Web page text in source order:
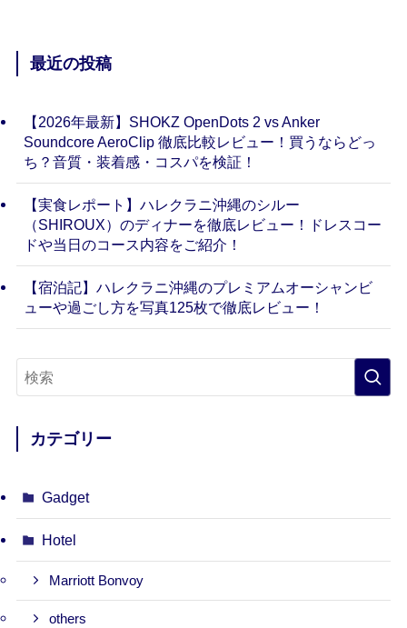
最近の投稿
【2026年最新】SHOKZ OpenDots 2 vs Anker
Soundcore AeroClip 徹底比較レビュー！買うならどっ
ち？音質・装着感・コスパを検証！
【実食レポート】ハレクラニ沖縄のシルー
（SHIROUX）のディナーを徹底レビュー！ドレスコー
ドや当日のコース内容をご紹介！
【宿泊記】ハレクラニ沖縄のプレミアムオーシャンビ
ューや過ごし方を写真125枚で徹底レビュー！
カテゴリー
Gadget
Hotel
Marriott Bonvoy
others